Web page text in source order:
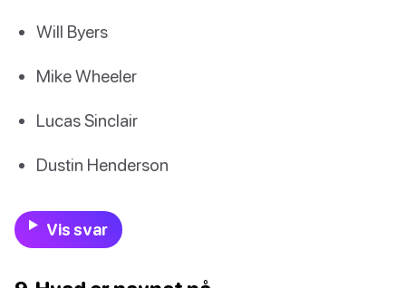
Will Byers
Mike Wheeler
Lucas Sinclair
Dustin Henderson
Vis svar